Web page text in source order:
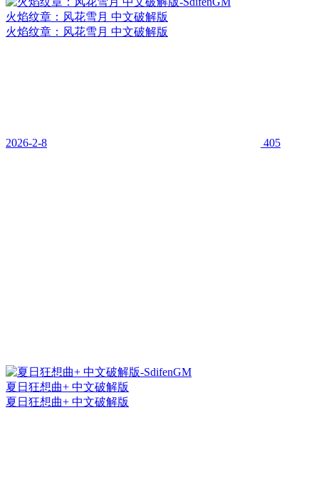
火焰纹章：风花雪月 中文破解版
火焰纹章：风花雪月 中文破解版
2026-2-8 405
夏日狂想曲+ 中文破解版
夏日狂想曲+ 中文破解版